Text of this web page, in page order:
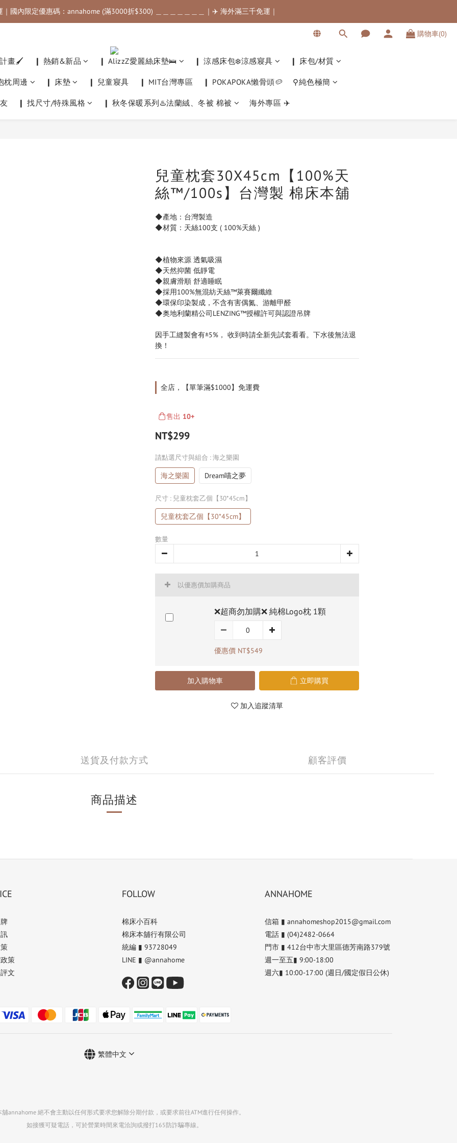
｜國內限定優惠碼：annahome (滿3000折$300) ＿＿＿＿＿＿＿｜✈️ 海外滿三千免運｜
｜國內限定優惠碼：annahome (滿3000折$300) ＿＿＿＿＿＿＿｜✈️ 海外滿三千免運｜
國內限定優惠碼：annahome (滿3000折$300) ＿＿＿＿＿＿＿｜✈️ 海外滿三千免運｜
購物車(0)
畫🖌️ ❙ 熱銷&新品 ❙ AlizzZ愛麗絲床墊🛌 ❙ 涼感床包❄️涼感寢具 ❙ 床包/材質
枕周邊 ❙ 床墊 ❙ 兒童寢具 ❙ MIT台灣專區 ❙ POKAPOKA懶骨頭🥔 ⚲純色極簡
❙ 找尺寸/特殊風格 ❙ 秋冬保暖系列♨️法蘭絨、冬被 棉被 海外專區 ✈️
兒童枕套30X45cm【100%天
絲™/100s】台灣製 棉床本舖
◆產地：台灣製造
◆材質：天絲100支 ( 100%天絲 )
◆植物來源 透氣吸濕
◆天然抑菌 低靜電
◆親膚滑順 舒適睡眠
◆採用100%無混紡天絲™萊賽爾纖維
◆環保印染製成，不含有害偶氮、游離甲醛
◆奥地利蘭精公司LENZING™授權許可與認證吊牌
因手工縫製會有±5%， 收到時請全新先試套看看。下水後無法退
換！
全店，【單筆滿$1000】免運費
售出 10+
NT$299
請點選尺寸與組合 : 海之樂園
海之樂園 Dream喵之夢
尺寸 : 兒童枕套乙個【30*45cm】
兒童枕套乙個【30*45cm】
數量
以優惠價加購商品
❌超商勿加購❌ 純棉Logo枕 1顆
優惠價 NT$549
加入購物車 立即購買
加入追蹤清單
送貨及付款方式 顧客評價
商品描述
策
文
FOLLOW
棉床小百科
棉床本舖行有限公司
統編 ▮ 93728049
LINE ▮ @annahome
ANNAHOME
信箱 ▮ annahomeshop2015@gmail.com
電話 ▮ (04)2482-0664
門市 ▮ 412台中市大里區德芳南路379號
週一至五▮ 9:00-18:00
週六▮ 10:00-17:00 (週日/國定假日公休)
繁體中文
舖annahome 絕不會主動以任何形式要求您解除分期付款，或要求前往ATM進行任何操作。
如接獲可疑電話，可於營業時間來電洽詢或撥打165防詐騙專線。